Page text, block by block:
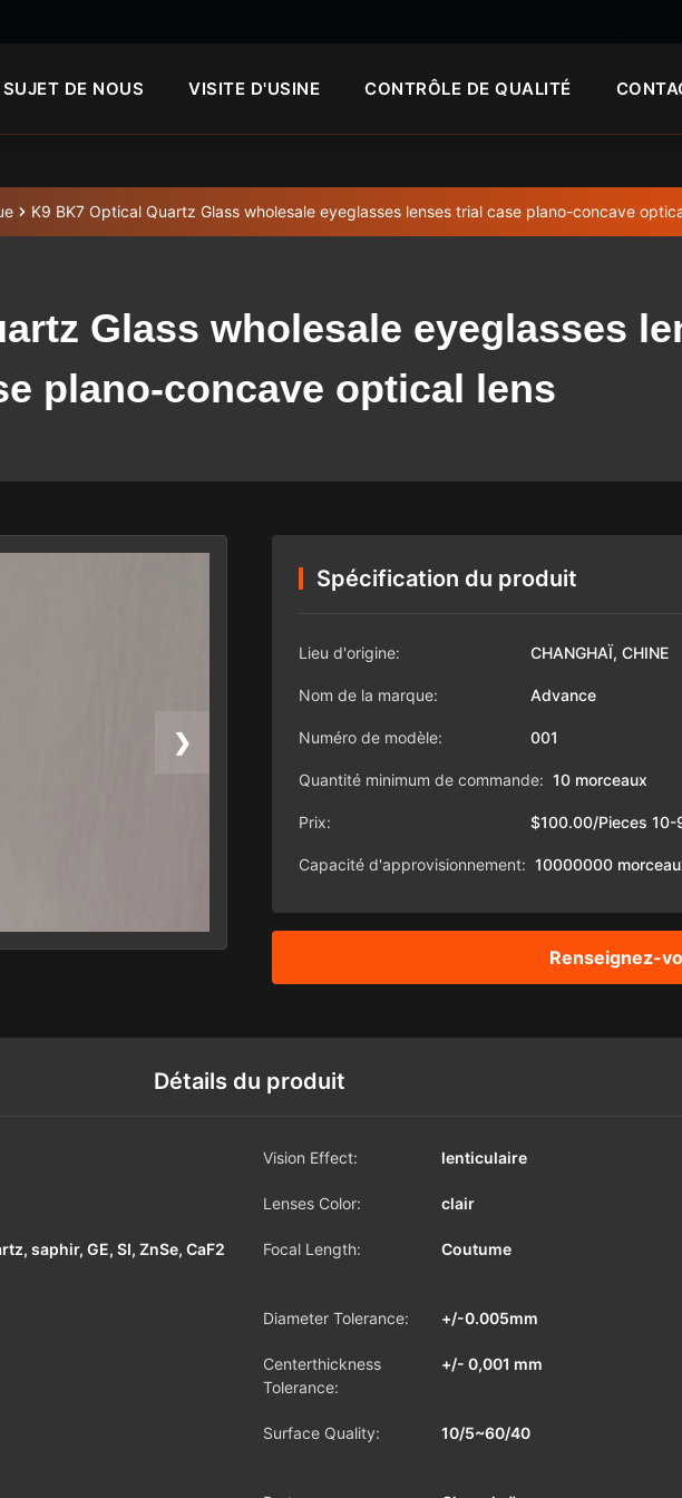
DE NOUS VISITE D'USINE CONTRÔLE DE QUALITÉ
K9 BK7 Optical Quartz Glass wholesale eyeglasses lenses trial case plano-concave
Glass wholesale eyeglasses
plano-concave optical lens
❯
Spécification du produit
Lieu d'origine: CHANGHAÏ, CHINE
Nom de la marque: Advance
Numéro de modèle: 001
Quantité minimum de commande: 10 morceaux
Prix: $100.00/Pieces 10-
Capacité d'approvisionnement: 10000000
Renseignez-
Détails du produit
Vision Effect: lenticulaire
Lenses Color: clair
saphir, GE, SI, ZnSe, CaF2 Focal Length: Coutume
Diameter Tolerance: +/-0.005mm
Centerthickness
Tolerance:
+/- 0,001 mm
Surface Quality: 10/5~60/40